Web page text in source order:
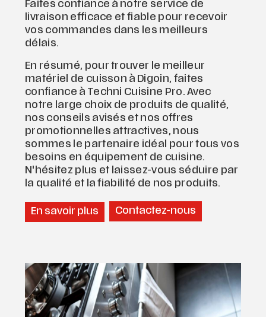
Faites confiance à notre service de
livraison efficace et fiable pour recevoir
vos commandes dans les meilleurs
délais.
En résumé, pour trouver le meilleur
matériel de cuisson à Digoin, faites
confiance à Techni Cuisine Pro. Avec
notre large choix de produits de qualité,
nos conseils avisés et nos offres
promotionnelles attractives, nous
sommes le partenaire idéal pour tous vos
besoins en équipement de cuisine.
N'hésitez plus et laissez-vous séduire par
la qualité et la fiabilité de nos produits.
En savoir plus Contactez-nous